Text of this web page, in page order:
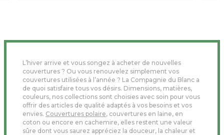
L’hiver arrive et vous songez à acheter de nouvelles
couvertures ? Ou vous renouvelez simplement vos
couvertures utilisées à l’année ? La Compagnie du Blanc a
de quoi satisfaire tous vos désirs. Dimensions, matières,
couleurs, nos collections sont choisies avec soin pour vous
offrir des articles de qualité adaptés à vos besoins et vos
envies. Couvertures polaire, couvertures en laine, en
coton ou encore en cachemire, elles restent une valeur
sûre dont vous saurez appréciez la douceur, la chaleur et